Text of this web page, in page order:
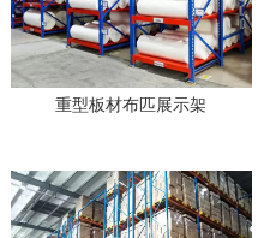
重型板材布匹展示架